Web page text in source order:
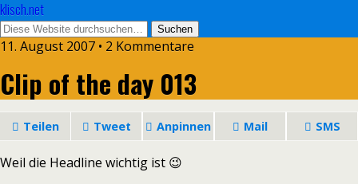
klisch.net
11. August 2007 • 2 Kommentare
Clip of the day 013
Teilen Tweet Anpinnen Mail SMS
Weil die Headline wichtig ist 😉